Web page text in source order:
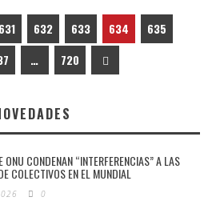
631 632 633 634
635
… 720
ONU CONDENAN “INTERFERENCIAS” A LAS
COLECTIVOS EN EL MUNDIAL
0